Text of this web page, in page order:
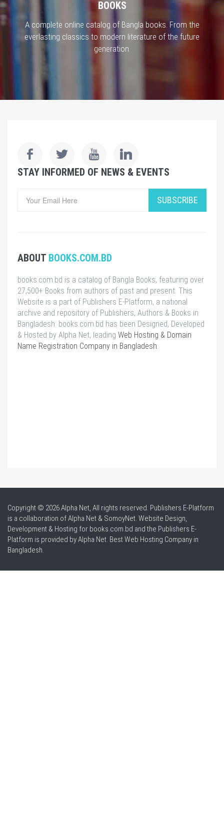
BOOKS
A complete online catalog of Bangla books. From the
everlasting classics to modern literature of the future
generation.
STAY INFORMED OF NEWS & EVENTS
SUBSCRIBE
ABOUT BOOKS.COM.BD
books.com.bd is a catalog of Bangla Books, featuring over
27,500+ Books from authors of past and present. This
Website is a part of Publishers E-Platform, a national
archive and repository of Publishers, Authors & Books in
Bangladesh. books.com.bd has been Designed, Developed
& Hosted by Alpha Net, leading Web Hosting & Domain
Name Registration Company in Bangladesh.
Copyright © 2026 Alpha Net, All rights reserved. Publishers E-Platform
is a collaboration of Alpha Net & SomoyNet. Website Design,
Development & Hosting for books.com.bd and the Publishers E-
Platform is provided by Alpha Net. BestWeb Hosting Company in
Bangladesh.